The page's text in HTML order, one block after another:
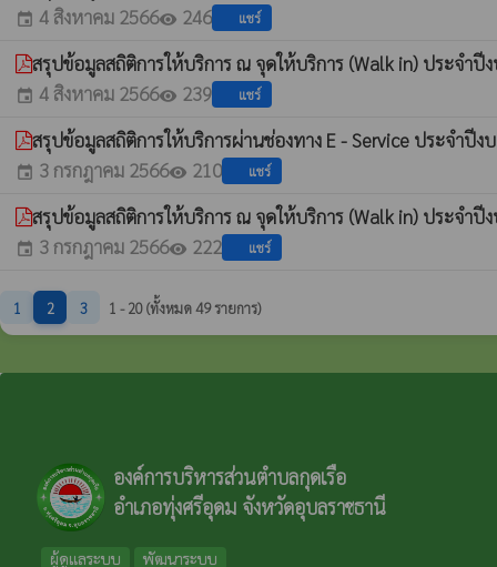
event 4 สิงหาคม 2566visibility 246 แชร์
สรุปข้อมูลสถิติการให้บริการ ณ จุดให้บริการ (Walk in) ประจำ
event 4 สิงหาคม 2566visibility 239 แชร์
สรุปข้อมูลสถิติการให้บริการผ่านช่องทาง E - Service ประจำ
event 3 กรกฎาคม 2566visibility 210 แชร์
สรุปข้อมูลสถิติการให้บริการ ณ จุดให้บริการ (Walk in) ประจำ
event 3 กรกฎาคม 2566visibility 222 แชร์
1 2 3 1 - 20 (ทั้งหมด 49 รายการ)
องค์การบริหารส่วนตำบลกุดเรือ
อำเภอทุ่งศรีอุดม จังหวัดอุบลราชธานี
ผู้ดูแลระบบ พัฒนาระบบ